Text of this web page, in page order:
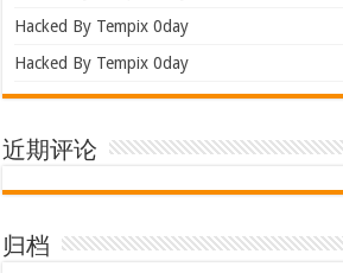
Hacked By Tempix 0day
Hacked By Tempix 0day
近期评论
归档